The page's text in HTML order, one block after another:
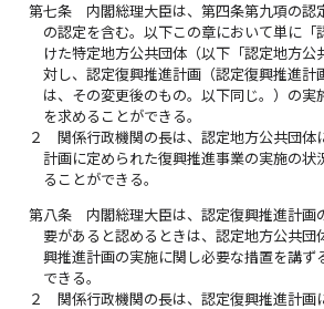
第七条
内閣総理大臣は、第四条第九項の認
の認定を含む。以下この章において単に「
けた特定地方公共団体（以下「認定地方公
対し、認定復興推進計画（認定復興推進計
は、その変更後のもの。以下同じ。）の実
を求めることができる。
２
関係行政機関の長は、認定地方公共団体
計画に定められた復興推進事業の実施の状
ることができる。
第八条
内閣総理大臣は、認定復興推進計画
要があると認めるときは、認定地方公共団
興推進計画の実施に関し必要な措置を講ず
できる。
２
関係行政機関の長は、認定復興推進計画